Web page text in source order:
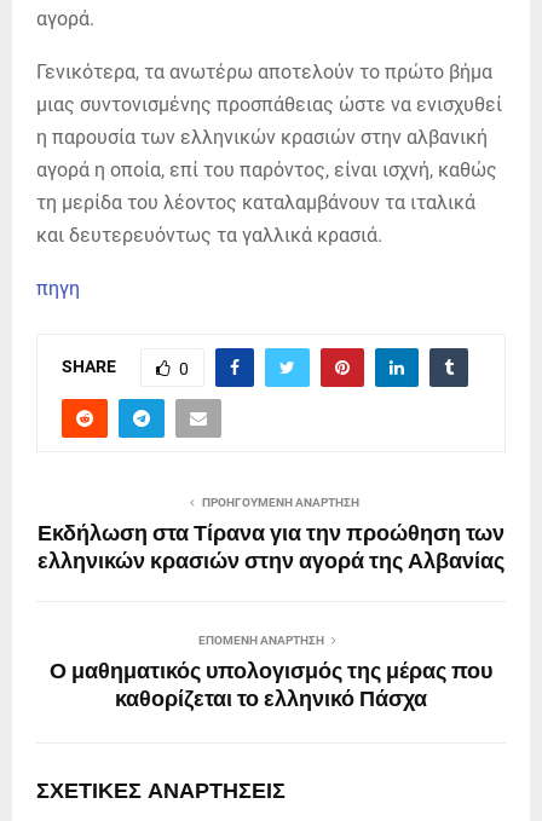
αγορά.
Γενικότερα, τα ανωτέρω αποτελούν το πρώτο βήμα
μιας συντονισμένης προσπάθειας ώστε να ενισχυθεί
η παρουσία των ελληνικών κρασιών στην αλβανική
αγορά η οποία, επί του παρόντος, είναι ισχνή, καθώς
τη μερίδα του λέοντος καταλαμβάνουν τα ιταλικά
και δευτερευόντως τα γαλλικά κρασιά.
πηγη
SHARE 0
ΠΡΟΗΓΟΎΜΕΝΗ ΑΝΆΡΤΗΣΗ
Εκδήλωση στα Τίρανα για την προώθηση των
ελληνικών κρασιών στην αγορά της Αλβανίας
ΕΠΌΜΕΝΗ ΑΝΆΡΤΗΣΗ
Ο μαθηματικός υπολογισμός της μέρας που
καθορίζεται το ελληνικό Πάσχα
ΣΧΕΤΙΚΈΣ ΑΝΑΡΤΉΣΕΙΣ